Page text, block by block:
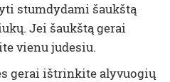
stumdydami šaukštą
Jei šaukštą gerai
vienu judesiu.
gerai ištrinkite alyvuogių